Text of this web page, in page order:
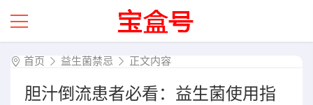
首页 益生菌禁忌 正文内容
胆汁倒流患者必看：益生菌使用指